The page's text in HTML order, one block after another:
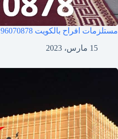
مستلزمات افراح بالكويت 96070878
15 مارس، 2023